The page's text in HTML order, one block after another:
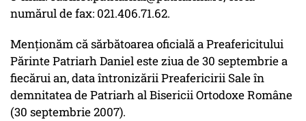
numărul de fax: 021.406.71.62.
Menționăm că sărbătoarea oficială a Preafericitului
Părinte Patriarh Daniel este ziua de 30 septembrie a
fiecărui an, data întronizării Preafericirii Sale în
demnitatea de Patriarh al Bisericii Ortodoxe Române
(30 septembrie 2007).